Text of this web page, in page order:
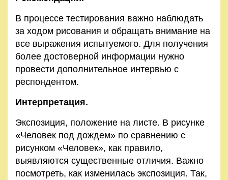
В процессе тестирования важно наблюдать
за ходом рисования и обращать внимание на
все выражения испытуемого. Для получения
более достоверной информации нужно
провести дополнительное интервью с
респондентом.
Интерпретация.
Экспозиция, положение на листе. В рисунке
«Человек под дождем» по сравнению с
рисунком «Человек», как правило,
выявляются существенные отличия. Важно
посмотреть, как изменилась экспозиция. Так,